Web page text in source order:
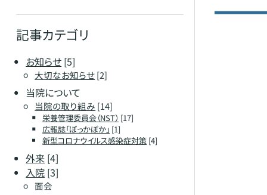
記事カテゴリ
お知らせ [5]
大切なお知らせ[2]
当院について
当院の取り組み [14]
栄養管理委員会（NST） [17]
広報誌「ぽっかぽか」 [1]
新型コロナウイルス感染症対策[4]
外来 [4]
入院 [3]
面会